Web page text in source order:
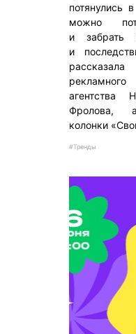
потянулись
можно
и забрать
и
рекламного
агентства
Фролова,
колонки
#Тренды